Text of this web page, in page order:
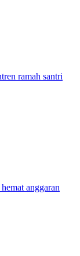
ramah santri
anggaran